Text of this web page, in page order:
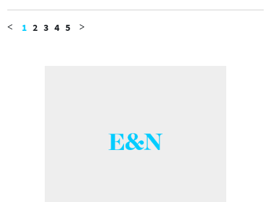
'hospitality'.
< 1 2 3 4 5 >